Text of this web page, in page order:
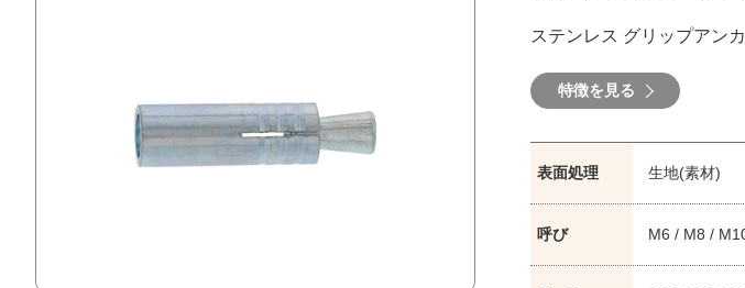
ステンレス グリップアン
特徴を見る
表面処理 生地(素材)
呼び M6 / M8 /